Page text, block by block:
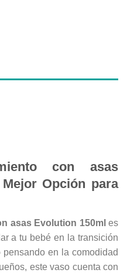
con asas
Opción para
asas Evolution 150ml es
a tu bebé en la transición
en la comodidad
este vaso cuenta con